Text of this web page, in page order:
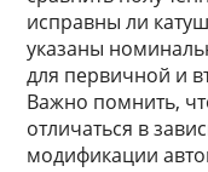
исправны ли
указаны
для первичной и
Важно помнить,
отличаться в
модификации